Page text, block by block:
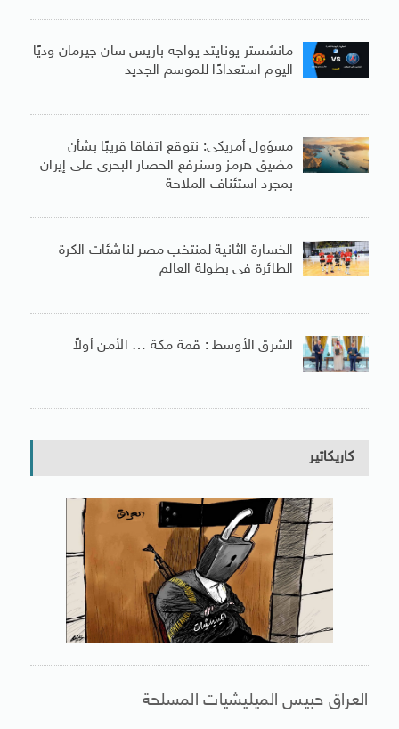
مانشستر يونايتد يواجه باريس سان جيرمان وديًا
اليوم استعدادًا للموسم الجديد
مسؤول أمريكى: نتوقع اتفاقا قريبًا بشأن
مضيق هرمز وسنرفع الحصار البحرى على إيران
بمجرد استئناف الملاحة
الخسارة الثانية لمنتخب مصر لناشئات الكرة
الطائرة فى بطولة العالم
الشرق الأوسط : قمة مكة … الأمن أولاً
كاريكاتير
العراق حبيس الميليشيات المسلحة